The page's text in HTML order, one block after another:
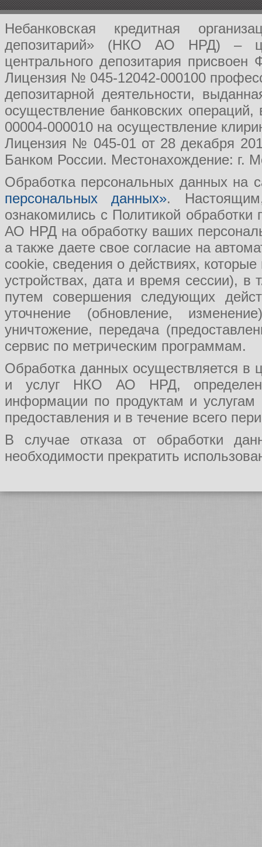
Небанковская кредитная
депозитарий» (НКО АО НРД) –
центрального депозитария
Лицензия № 045-12042-000100
депозитарной деятельности,
осуществление банковских
00004-000010 на осуществление
Лицензия № 045-01 от 28 декабря
Банком России. Местонахождение: г.
Обработка персональных данных на
персональных данных».
ознакомились с Политикой
АО НРД на обработку ваших
а также даете свое согласие на
cookie, сведения о действиях,
устройствах, дата и время сессии), в
путем совершения следующих
уточнение (обновление,
уничтожение, передача
сервис по метрическим программам.
Обработка данных осуществляется в
и услуг НКО АО НРД, определения
информации по продуктам и
предоставления и в течение всего
В случае отказа от обработки
необходимости прекратить